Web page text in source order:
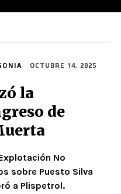
OCTUBRE 14, 2025
la
de
No
sobre Puesto Silva
a Plispetrol.